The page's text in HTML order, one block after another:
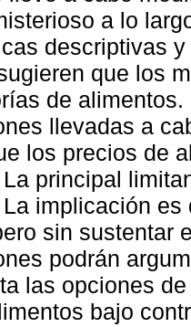
a lo
descriptivas
que los
de
llevadas a
los precios de
principal
implicación
sin sustentar
podrán
las opciones
bajo